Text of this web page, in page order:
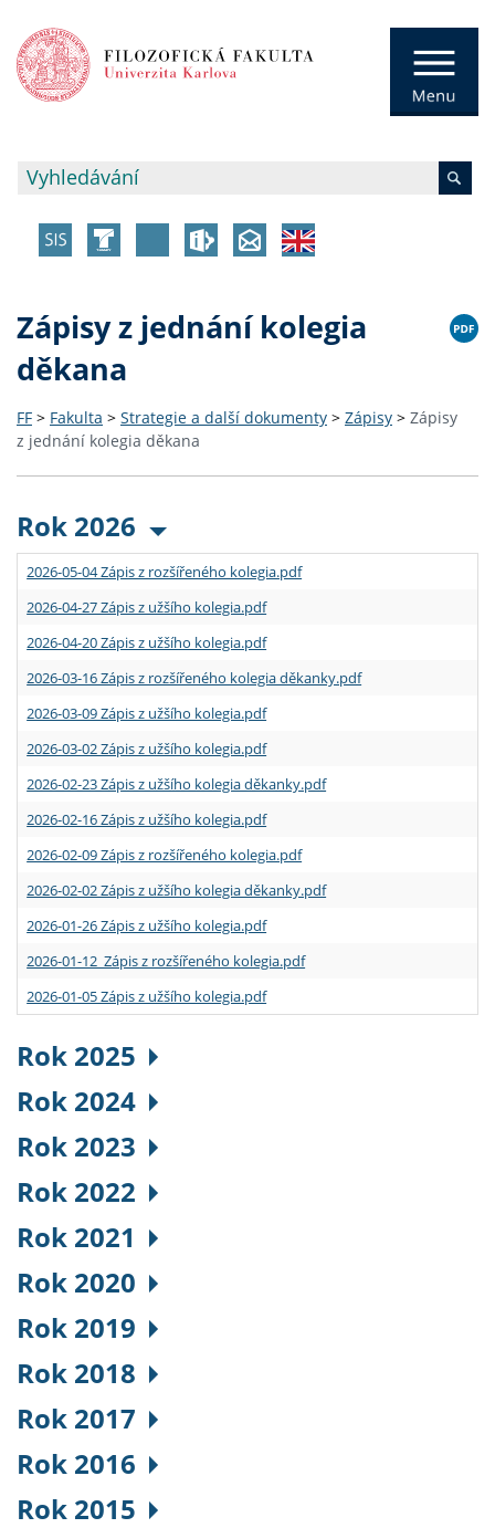
Zápisy z jednání kolegia
děkana
FF > Fakulta > Strategie a další dokumenty > Zápisy > Zápisy
z jednání kolegia děkana
Rok 2026
2026-05-04 Zápis z rozšířeného kolegia.pdf
2026-04-27 Zápis z užšího kolegia.pdf
2026-04-20 Zápis z užšího kolegia.pdf
2026-03-16 Zápis z rozšířeného kolegia děkanky.pdf
2026-03-09 Zápis z užšího kolegia.pdf
2026-03-02 Zápis z užšího kolegia.pdf
2026-02-23 Zápis z užšího kolegia děkanky.pdf
2026-02-16 Zápis z užšího kolegia.pdf
2026-02-09 Zápis z rozšířeného kolegia.pdf
2026-02-02 Zápis z užšího kolegia děkanky.pdf
2026-01-26 Zápis z užšího kolegia.pdf
2026-01-12 Zápis z rozšířeného kolegia.pdf
2026-01-05 Zápis z užšího kolegia.pdf
Rok 2025
Rok 2024
Rok 2023
Rok 2022
Rok 2021
Rok 2020
Rok 2019
Rok 2018
Rok 2017
Rok 2016
Rok 2015